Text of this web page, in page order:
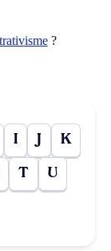
?
I J K
T U